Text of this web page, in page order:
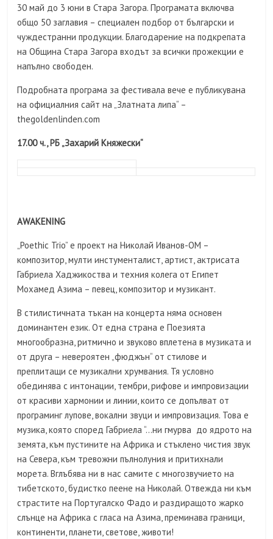
30 май до 3 юни в Стара Загора. Програмата включва
общо 50 заглавия – специален подбор от български и
чуждестранни продукции. Благодарение на подкрепата
на Община Стара Загора входът за всички прожекции е
напълно свободен.
Подробната програма за фестивала вече е публикувана
на официалния сайт на „Златната липа“ –
thegoldenlinden.com
17.00 ч., РБ „Захарий Княжески“
AWAKENING
„Poethic Trio” е проект на Николай Иванов-ОМ –
композитор, мулти инстументалист, артист, актрисата
Габриела Хаджикоства и техния колега от Египет
Мохамед Азима – певец, композитор и музикант.
В стилистичната тъкан на концерта няма основен
доминантен език. От една страна е Поезията
многообразна, ритмично и звуково вплетена в музиката и
от друга – невероятен „фюджън“ от стилове и
преплитащи се музикални хрумвания. Тя условно
обединява с интонации, тембри, рифове и импровизации
от красиви хармонии и линии, които се допълват от
програминг лупове, вокални звуци и импровизация. Това е
музика, която според Габриела “…ни гмурва до ядрото на
земята, към пустините на Африка и стъклено чистия звук
на Севера, към тревожни пълнолуния и притихнали
морета. Вглъбява ни в нас самите с многозвучието на
тибетското, будистко пеене на Николай. Отвежда ни към
страстите на Португалско Фадо и раздиращото жарко
слънце на Африка с гласа на Азима, преминава граници,
континенти, планети, светове, животи!